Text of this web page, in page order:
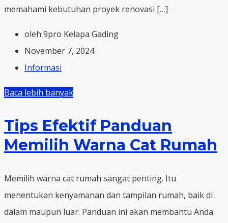
memahami kebutuhan proyek renovasi […]
oleh 9pro Kelapa Gading
November 7, 2024
Informasi
Baca lebih banyak
Tips Efektif Panduan
Memilih Warna Cat Rumah
Memilih warna cat rumah sangat penting. Itu
menentukan kenyamanan dan tampilan rumah, baik di
dalam maupun luar. Panduan ini akan membantu Anda